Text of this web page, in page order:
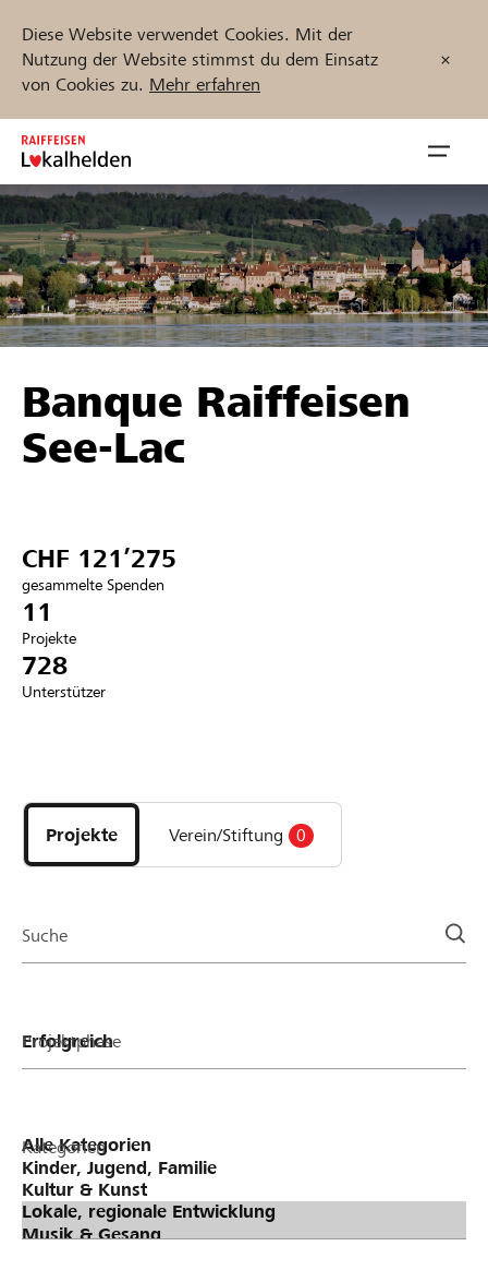
Diese Website verwendet Cookies. Mit der
Nutzung der Website stimmst du dem Einsatz
von Cookies zu. Mehr erfahren
Zum
Inhalt
springen
öffnen
Unterstützen
Hilfe & Support
Anmelden
Projekte und Organisationen finden
Jetzt starten
DE FR IT
Banque Raiffeisen
See-Lac
CHF 121’275
gesammelte Spenden
11
Projekte
728
Unterstützer
Projekte
und
Organisationen
Projekte Verein/Stiftung 0
Suche
Projektphase
Kategorien